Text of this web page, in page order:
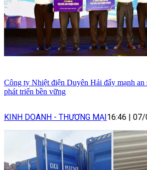
Công ty Nhiệt điện Duyên Hải đẩy mạnh an
phát triển bền vững
KINH DOANH - THƯƠNG MẠI 16:46 07/